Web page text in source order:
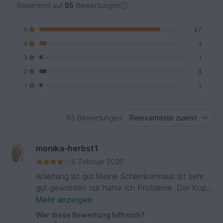
Basierend auf 55 Bewertungen
5
47
4
3
3
1
2
3
1
1
55 Bewertungen
monika-herbst1
4. Februar 2026
Anleitung ist gut.Meine Schlenkermaus ist sehr
gut geworden nur hatte ich Probleme .Der Kopf
ist bei mir sehr wacklig
Mehr anzeigen
War diese Bewertung hilfreich?